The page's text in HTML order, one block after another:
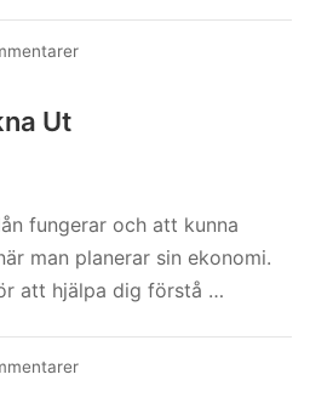
till
Ut
fungerar och att kunna
man planerar sin ekonomi.
att hjälpa dig förstå …
till